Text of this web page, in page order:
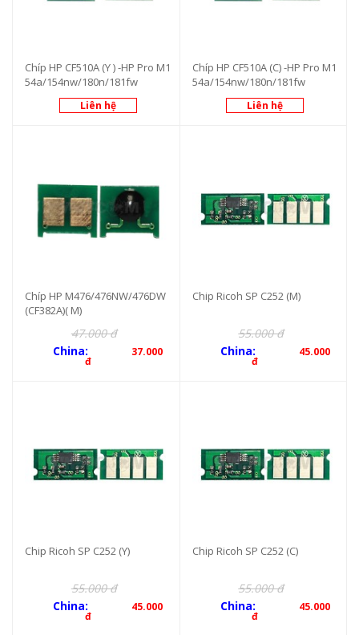
Chíp HP CF510A (Y ) -HP Pro M1
54a/154nw/180n/181fw
Liên hệ
Chíp HP CF510A (C) -HP Pro M1
54a/154nw/180n/181fw
Liên hệ
Chíp HP M476/476NW/476DW
(CF382A)( M)
47.000 đ
China:
37.000
đ
Chip Ricoh SP C252 (M)
55.000 đ
China:
45.000
đ
Chip Ricoh SP C252 (Y)
55.000 đ
China:
45.000
đ
Chip Ricoh SP C252 (C)
55.000 đ
China:
45.000
đ